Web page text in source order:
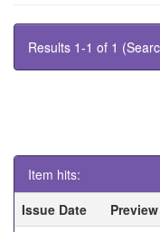
Results 1-1 of 1
Item hits:
Issue Date
Preview